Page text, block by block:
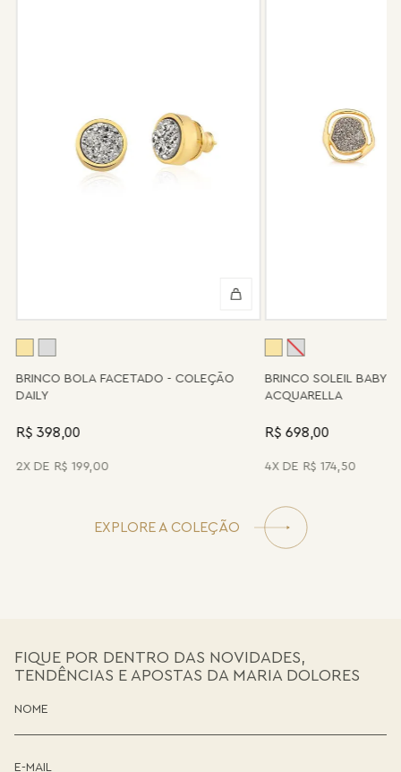
enviada novamente para a fábrica, e será cobrado apenas o
valor de custo do conserto e do frete.
Informe-se conosco sobre estes custos e sobre o prazo de
retorno, que pode variar conforme a região.
disposição para orientá-la e oferecer a melhor alternativa
BRINCO BOLA FACETADO - COLEÇÃO
DAILY
R$ 398,00
2 R$ 199,00
BRINCO SOLEIL BABY -
ACQUARELLA
R$ 698,00
4 R$ 174,50
EXPLORE A COLEÇÃO
FIQUE POR DENTRO DAS NOVIDADES,
TENDÊNCIAS E APOSTAS DA MARIA DOLORES